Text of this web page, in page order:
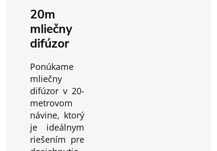
20m
mliečny
difúzor
Ponúkame
mliečny
difúzor v 20-
metrovom
návine, ktorý
je ideálnym
riešením pre